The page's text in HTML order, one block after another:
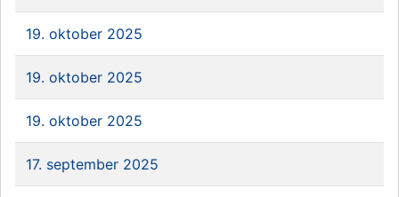
19. oktober 2025
19. oktober 2025
19. oktober 2025
17. september 2025